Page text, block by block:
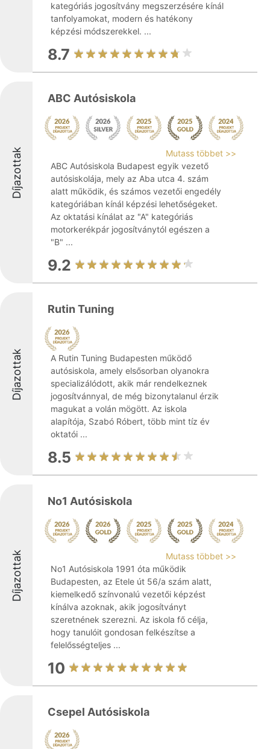
kategóriás jogosítvány megszerzésére kínál
tanfolyamokat, modern és hatékony
képzési módszerekkel. ...
8.7
Díjazottak
ABC Autósiskola
Mutass többet >>
ABC Autósiskola Budapest egyik vezető
autósiskolája, mely az Aba utca 4. szám
alatt működik, és számos vezetői engedély
kategóriában kínál képzési lehetőségeket.
Az oktatási kínálat az "A" kategóriás
motorkerékpár jogosítványtól egészen a
"B" ...
9.2
Díjazottak
Rutin Tuning
A Rutin Tuning Budapesten működő
autósiskola, amely elsősorban olyanokra
specializálódott, akik már rendelkeznek
jogosítvánnyal, de még bizonytalanul érzik
magukat a volán mögött. Az iskola
alapítója, Szabó Róbert, több mint tíz év
oktatói ...
8.5
Díjazottak
No1 Autósiskola
Mutass többet >>
No1 Autósiskola 1991 óta működik
Budapesten, az Etele út 56/a szám alatt,
kiemelkedő színvonalú vezetői képzést
kínálva azoknak, akik jogosítványt
szeretnének szerezni. Az iskola fő célja,
hogy tanulóit gondosan felkészítse a
felelősségteljes ...
10
Csepel Autósiskola